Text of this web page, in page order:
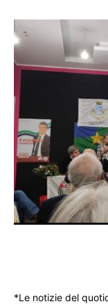
*Le notizie del